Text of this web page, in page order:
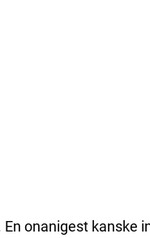
onanigest kanske